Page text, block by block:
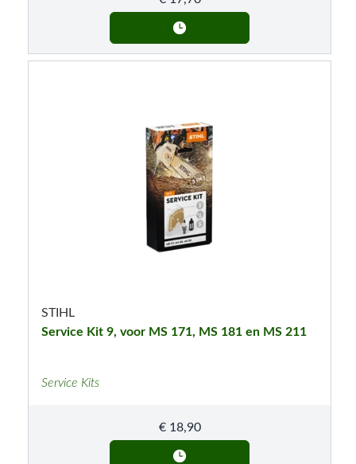
STIHL
Service Kit 9, voor MS 171, MS 181 en MS 211
Service Kits
€18,90